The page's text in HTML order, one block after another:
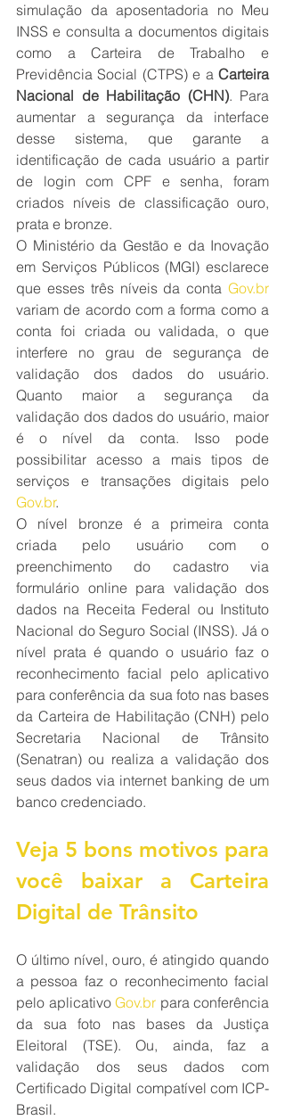
simulação da aposentadoria no Meu
INSS e consulta a documentos digitais
como a Carteira de Trabalho e
Previdência Social (CTPS) e a Carteira
Nacional de Habilitação (CHN). Para
aumentar a segurança da interface
desse sistema, que garante a
identificação de cada usuário a partir
de login com CPF e senha, foram
criados níveis de classificação ouro,
prata e bronze.
O Ministério da Gestão e da Inovação
em Serviços Públicos (MGI) esclarece
que esses três níveis da conta Gov.br
variam de acordo com a forma como a
conta foi criada ou validada, o que
interfere no grau de segurança de
validação dos dados do usuário.
Quanto maior a segurança da
validação dos dados do usuário, maior
é o nível da conta. Isso pode
possibilitar acesso a mais tipos de
Gov.br.
O nível bronze é a primeira conta
criada pelo usuário com o
preenchimento do cadastro via
formulário online para validação dos
dados na Receita Federal ou Instituto
Nacional do Seguro Social (INSS). Já o
nível prata é quando o usuário faz o
reconhecimento facial pelo aplicativo
para conferência da sua foto nas bases
da Carteira de Habilitação (CNH) pelo
Secretaria Nacional de Trânsito
(Senatran) ou realiza a validação dos
seus dados via internet banking de um
banco credenciado.
Veja 5 bons motivos para
você baixar a Carteira
Digital de Trânsito
O último nível, ouro, é atingido quando
a pessoa faz o reconhecimento facial
pelo aplicativo Gov.br para conferência
da sua foto nas bases da Justiça
Eleitoral (TSE). Ou, ainda, faz a
validação dos seus dados com
Certificado Digital compatível com ICP-
Brasil.